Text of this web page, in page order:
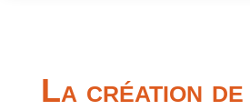
La création de